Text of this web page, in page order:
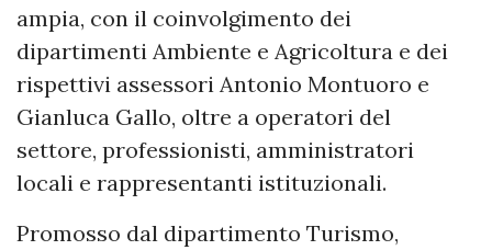
ampia, con il coinvolgimento dei
dipartimenti Ambiente e Agricoltura e dei
rispettivi assessori Antonio Montuoro e
Gianluca Gallo, oltre a operatori del
settore, professionisti, amministratori
locali e rappresentanti istituzionali.
Promosso dal dipartimento Turismo,